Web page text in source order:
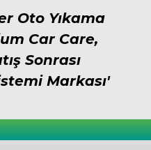
Oto Yıkama
Car Care,
Sonrası
Markası'